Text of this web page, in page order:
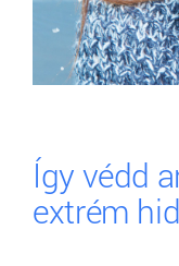
Így védd
extrém